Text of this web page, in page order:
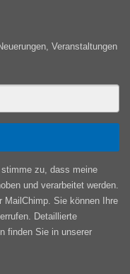
Veranstaltungen
zu, dass meine
und verarbeitet werden.
MailChimp. Sie können Ihre
Detaillierte
finden Sie in unserer